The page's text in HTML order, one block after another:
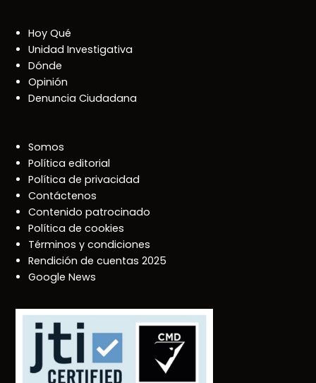
Hoy Qué
Unidad Investigativa
Dónde
Opinión
Denuncia Ciudadana
Somos
Política editorial
Política de privacidad
Contáctenos
Contenido patrocinado
Política de cookies
Términos y condiciones
Rendición de cuentas 2025
Google News